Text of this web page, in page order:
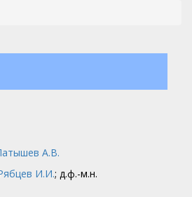
А.В.
И.И.; д.ф.-м.н.